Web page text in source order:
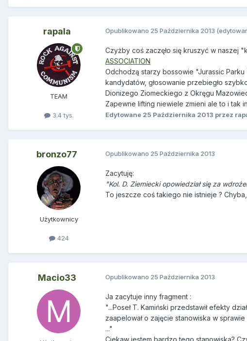
rapala
TEAM
3.4 tys.
Opublikowano 25 Października 2013
Czyżby coś zaczęło się kruszyć w naszej
ASSOCIATION
Odchodzą starzy bossowie "Jurassic
kandydatów, głosowanie przebiegło
Dionizego Ziomeckiego z Okręgu
Zapewne lifting niewiele zmieni ale to i tak
Edytowane 25 Października 2013 przez
bronzo77
Użytkownicy
424
Opublikowano 25 Października 2013
Zacytuję:
"Kol. D. Ziemiecki opowiedział się za
To jeszcze coś takiego nie istnieje ?
Macio33 Opublikowano 25 Października 2013
Ja zacytuje inny fragment :
"...Poseł T. Kamiński przedstawił efekty
zaapelował o zajęcie stanowiska w
..."
Ciekaw jestem bardzo tego stanowiska?